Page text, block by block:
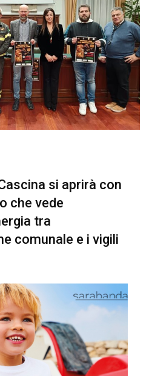
si aprirà con
che vede
tra
comunale e i vigili